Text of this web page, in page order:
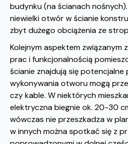
budynku (na ścianach
niewielki otwór w ścianie
zbyt dużego obciążenia ze
Kolejnym aspektem związanym
prac i funkcjonalnością
ścianie znajdują się potencjalne
wykonywania otworu mogą
czy kable. W niektórych
elektryczna biegnie ok. 20-30
wówczas nie przeszkadza w
w innych można spotkać się z